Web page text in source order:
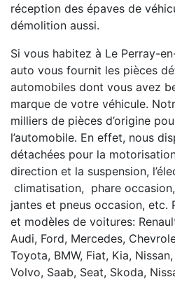
réception des épaves de
démolition aussi.
Si vous habitez à Le Perray-
auto vous fournit les pièces
automobiles dont vous avez
marque de votre véhicule.
milliers de pièces d’origine
l’automobile. En effet, nous
détachées pour la
direction et la suspension,
climatisation, phare
jantes et pneus occasion, etc.
et modèles de voitures:
Audi, Ford, Mercedes,
Toyota, BMW, Fiat, Kia,
Volvo, Saab, Seat, Skoda,